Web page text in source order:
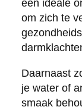
een ideale
om zich te
Daarnaast
je water of
smaak